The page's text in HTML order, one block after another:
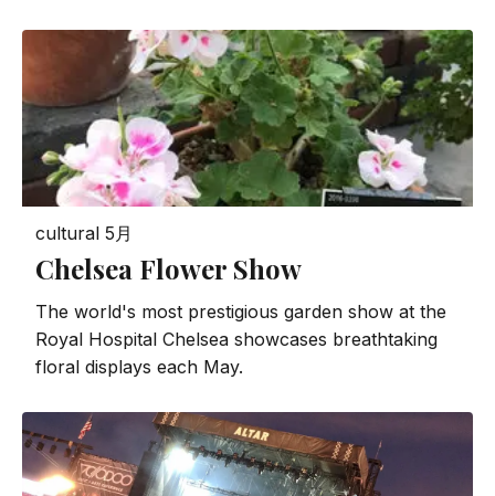
cultural 5月
Chelsea Flower Show
The world's most prestigious garden show at the
Royal Hospital Chelsea showcases breathtaking
floral displays each May.